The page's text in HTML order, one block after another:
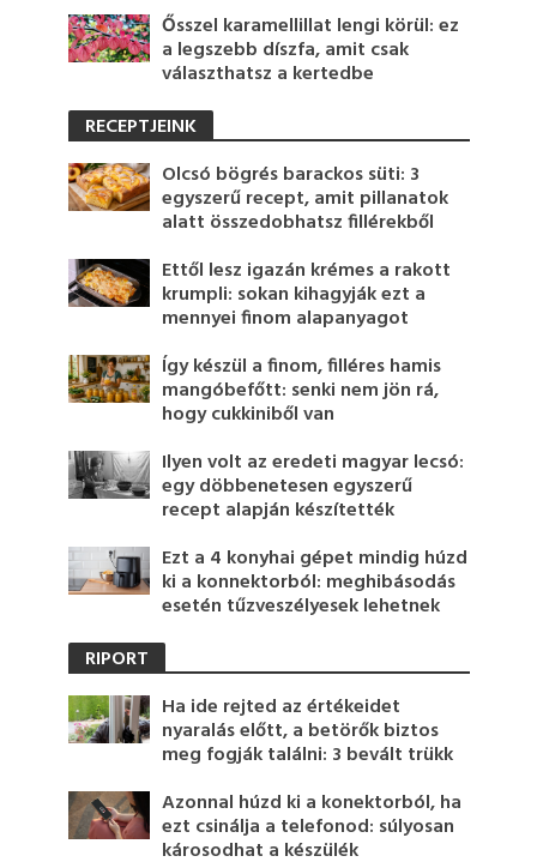
Ősszel karamellillat lengi körül: ez
a legszebb díszfa, amit csak
választhatsz a kertedbe
RECEPTJEINK
Olcsó bögrés barackos süti: 3
egyszerű recept, amit pillanatok
alatt összedobhatsz fillérekből
Ettől lesz igazán krémes a rakott
krumpli: sokan kihagyják ezt a
mennyei finom alapanyagot
Így készül a finom, filléres hamis
mangóbefőtt: senki nem jön rá,
hogy cukkiniből van
Ilyen volt az eredeti magyar lecsó:
egy döbbenetesen egyszerű
recept alapján készítették
Ezt a 4 konyhai gépet mindig húzd
ki a konnektorból: meghibásodás
esetén tűzveszélyesek lehetnek
RIPORT
Ha ide rejted az értékeidet
nyaralás előtt, a betörők biztos
meg fogják találni: 3 bevált trükk
Azonnal húzd ki a konektorból, ha
ezt csinálja a telefonod: súlyosan
károsodhat a készülék